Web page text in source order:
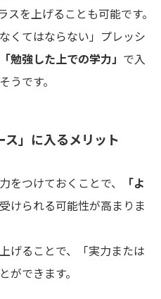
を上げることも可能です。
くてはならない」プレッシ
「勉強した上での学力」 で入
うです。
ス」に入るメリット
をつけておくことで、
「よ
けられる可能性が高まりま
げることで、「実力または
ができます。